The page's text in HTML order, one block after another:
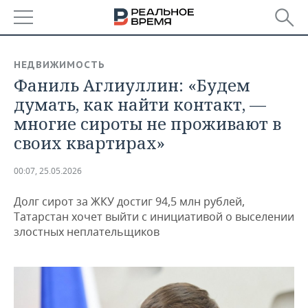
БАШКОРТОСТАН
ТАТАРСТАН
УДМУРТИЯ
НОВОСТИ
АНАЛИТИКА
НОВОСТИ АНАЛИТИКИ
ДЕКЛАРАЦИИ О ДОХОДАХ
КОРОЛИ ГОСЗАКАЗА ПФО
ВУЗЫ ТАТАРСТАНА
КОМУ ПРИНАДЛЕЖАТ
ТОРГОВЫЕ ЦЕНТРЫ
ТАТАРСТАНА
ЭКОНОМИКА
НОВОСТИ ЭКОНОМИКИ
ФИНАНСЫ
БАНКИ
БЮДЖЕТ
ИНВЕСТИЦИИ
ПРОМЫШЛЕННОСТЬ
НОВОСТИ
ПРОМЫШЛЕННОСТИ
МАШИНОСТРОЕНИЕ
НЕДВИЖИМОСТЬ
НОВОСТИ НЕДВИЖИМОСТИ
АВТО
НОВОСТИ АВТО
БИЗНЕС
НОВОСТИ БИЗНЕСА
ТЕХНОЛОГИИ
НЕДВИЖИМОСТЬ
Фаниль Аглиуллин: «Будем
думать, как найти контакт, —
многие сироты не проживают в
своих квартирах»
00:07, 25.05.2026
Долг сирот за ЖКУ достиг 94,5 млн рублей,
Татарстан хочет выйти с инициативой о выселении
злостных неплательщиков